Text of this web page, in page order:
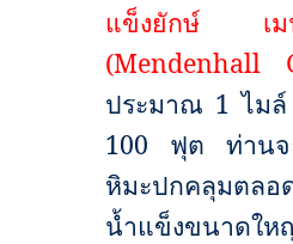
แข็งยักษ์ เมน
(Mendenhall
ประมาณ 1ไม
100 ฟุต ท่านจ
หิมะปกคลุมตลอ
น้ำแข็งขนาดให